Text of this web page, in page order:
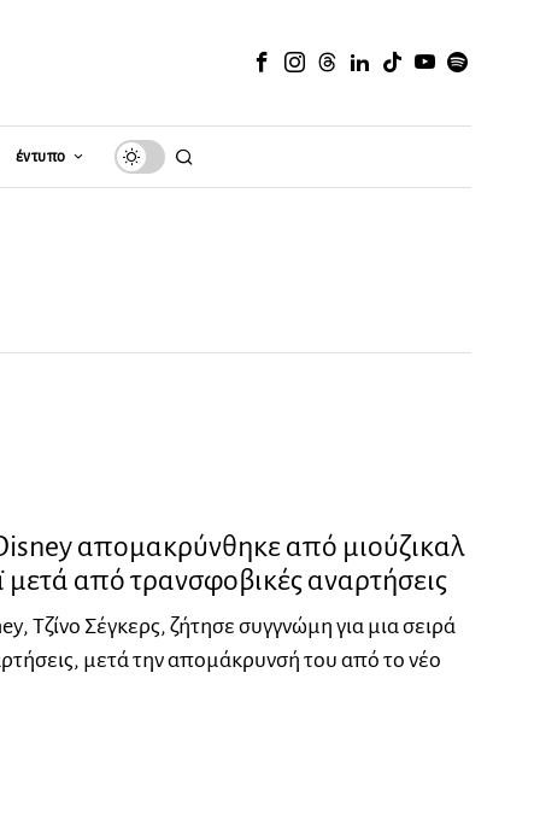
έντυπο
απομακρύνθηκε από μιούζικαλ
από τρανσφοβικές αναρτήσεις
Τζίνο Σέγκερς, ζήτησε συγγνώμη για μια σειρά
μετά την απομάκρυνσή του από το νέο